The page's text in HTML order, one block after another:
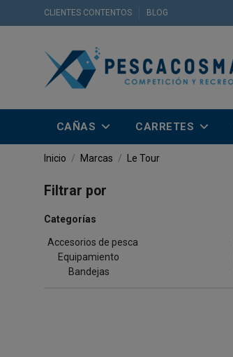
CLIENTES CONTENTOS BLOG
CAÑAS CARRETES
Inicio Marcas Le Tour
Filtrar por
Categorías
Accesorios de pesca
Equipamiento
Bandejas